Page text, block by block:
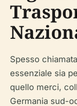
Spesso
essenziale sia
quello merci,
Germania sud-